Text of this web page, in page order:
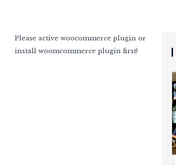
Please active woocommerce plugin or
install woomcommerce plugin first!